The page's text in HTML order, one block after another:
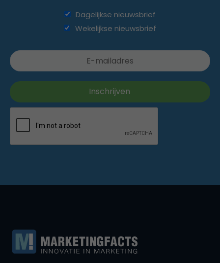
Dagelijkse nieuwsbrief
Wekelijkse nieuwsbrief